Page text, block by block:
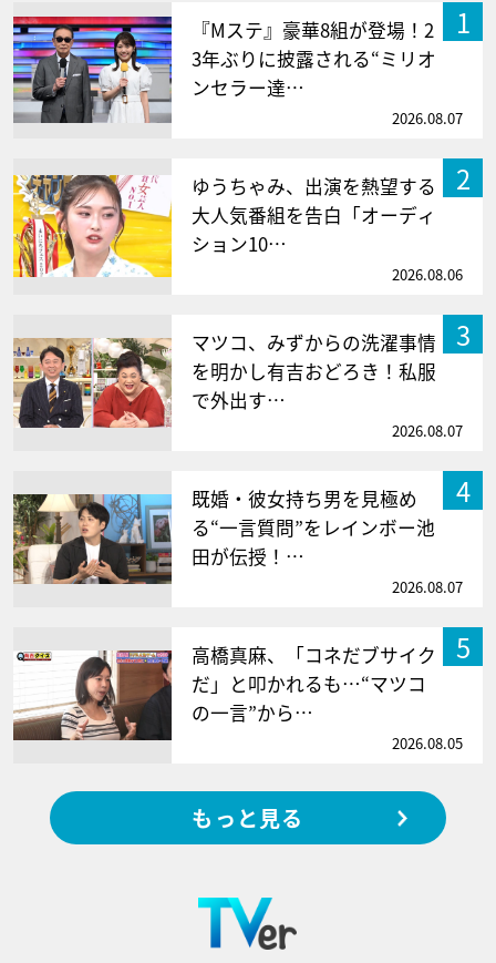
1
『Mステ』豪華8組が登場！2
3年ぶりに披露される“ミリオ
ンセラー達…
2026.08.07
2
ゆうちゃみ、出演を熱望する
大人気番組を告白「オーディ
ション10…
2026.08.06
3
マツコ、みずからの洗濯事情
を明かし有吉おどろき！私服
で外出す…
2026.08.07
4
既婚・彼女持ち男を見極め
る“一言質問”をレインボー池
田が伝授！…
2026.08.07
5
高橋真麻、「コネだブサイク
だ」と叩かれるも…“マツコ
の一言”から…
2026.08.05
もっと見る